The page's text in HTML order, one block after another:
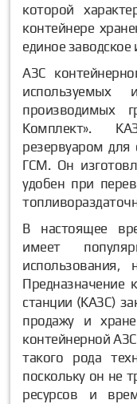
которой
контейнере
единое заводское
АЗС
используемых
производимых
Комплект».
резервуаром для
ГСМ. Он
удобен при
В настоящее
имеет
использования,
Предназначение
станции (КАЗС)
продажу и
контейнерной
такого рода
поскольку он не
ресурсов и